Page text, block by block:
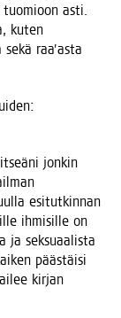
tuo­mioon asti.
kuten
raa’as­ta
jon­kin
esi­tut­kin­nan
ihmi­sil­le on
ja sek­su­aa­lis­ta
pääs­täi­si
kir­jan